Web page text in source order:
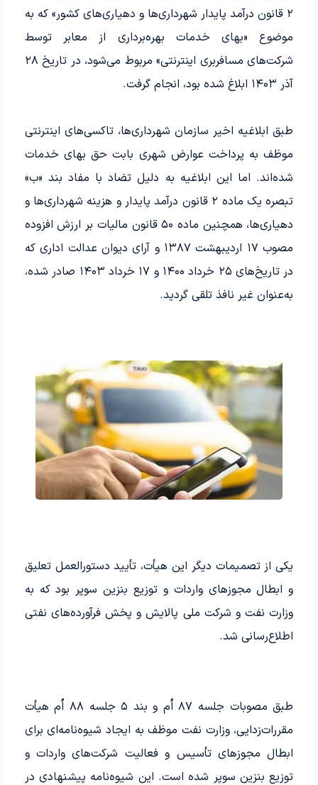
۲ قانون درآمد پایدار شهرداری‌ها و دهیاری‌های کشور» که به
موضوع «بهای خدمات بهره‌برداری از معابر توسط
شرکت‌های مسافربری اینترنتی» مربوط می‌شود، در تاریخ ۲۸
آذر ۱۴۰۳ ابلاغ شده بود، انجام گرفت.
طبق ابلاغیه اخیر سازمان شهرداری‌ها، تاکسی‌های اینترنتی
موظف به پرداخت عوارض شهری بابت حق بهای خدمات
شده‌اند. اما این ابلاغیه به دلیل تضاد با مفاد بند «ب»
تبصره یک ماده ٢ قانون درآمد پایدار و هزینه شهرداری‌ها و
دهیاری‌ها، همچنین ماده ٥٠ قانون مالیات بر ارزش افزوده
مصوب ۱۷ اردیبهشت ۱۳۸۷ و آرای دیوان عدالت اداری که
در تاریخ‌های ۲۵ خرداد ۱۴۰۰ و ۱۷ خرداد ۱۴۰۳ صادر شده،
به‌عنوان غیر نافذ تلقی گردید.
یکی از تصمیمات دیگر این هیأت، تأیید دستورالعمل تعلیق
و ابطال مجوزهای واردات و توزیع بنزین سوپر بود که به
وزارت نفت و شرکت ملی پالایش و پخش فرآورده‌های نفتی
اطلاع‌رسانی شد.
طبق مصوبات جلسه ۸۷ اُم و بند ۵ جلسه ۸۸ اُم هیأت
مقررات‌زدایی، وزارت نفت موظف به ایجاد شیوه‌نامه‌ای برای
ابطال مجوزهای تأسیس و فعالیت شرکت‌های واردات و
توزیع بنزین سوپر شده است. این شیوه‌نامه پیشنهادی در